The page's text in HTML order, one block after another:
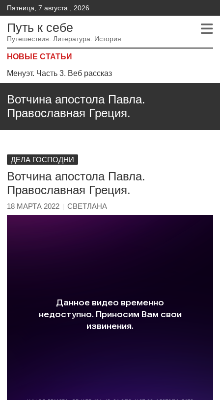
Пятница, 7 августа , 2026
Путь к себе
Путешествия. Литература. История
НОВЫЕ СТАТЬИ
Менуэт. Часть 3. Веб рассказ
Менуэт. Часть 4. – Веб рассказ
Вотчина апостола Павла.
Православная Греция.
ДЕЛА ГОСПОДНИ
Вотчина апостола Павла.
Православная Греция.
18 МАРТА 2022 СВЕТЛАНА